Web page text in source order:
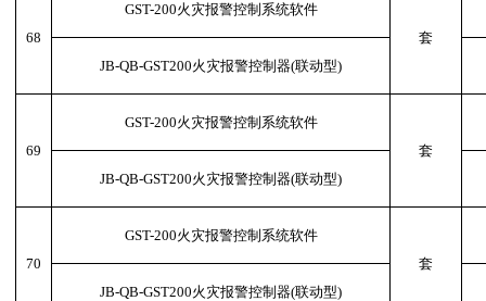
68
GST-200火灾报警控制系统软件
套
JB-QB-GST200火灾报警控制器(联动型)
69
GST-200火灾报警控制系统软件
套
JB-QB-GST200火灾报警控制器(联动型)
70
GST-200火灾报警控制系统软件
套
JB-QB-GST200火灾报警控制器(联动型)